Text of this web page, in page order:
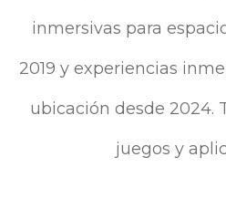
inmersivas para
2019 y experiencias
ubicación desde 2024.
juegos y